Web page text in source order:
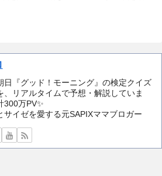
日『グッド！モーニング』の検定クイズ
、リアルタイムで予想・解説していま
300万PV✨️
サイゼを愛する元SAPIXママブロガー